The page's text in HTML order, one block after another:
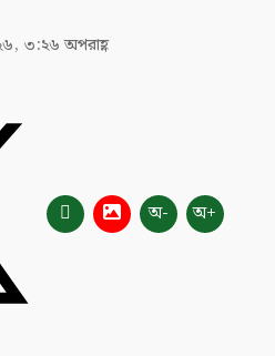
৩:২৬ অপরাহ্ণ
অ- অ+